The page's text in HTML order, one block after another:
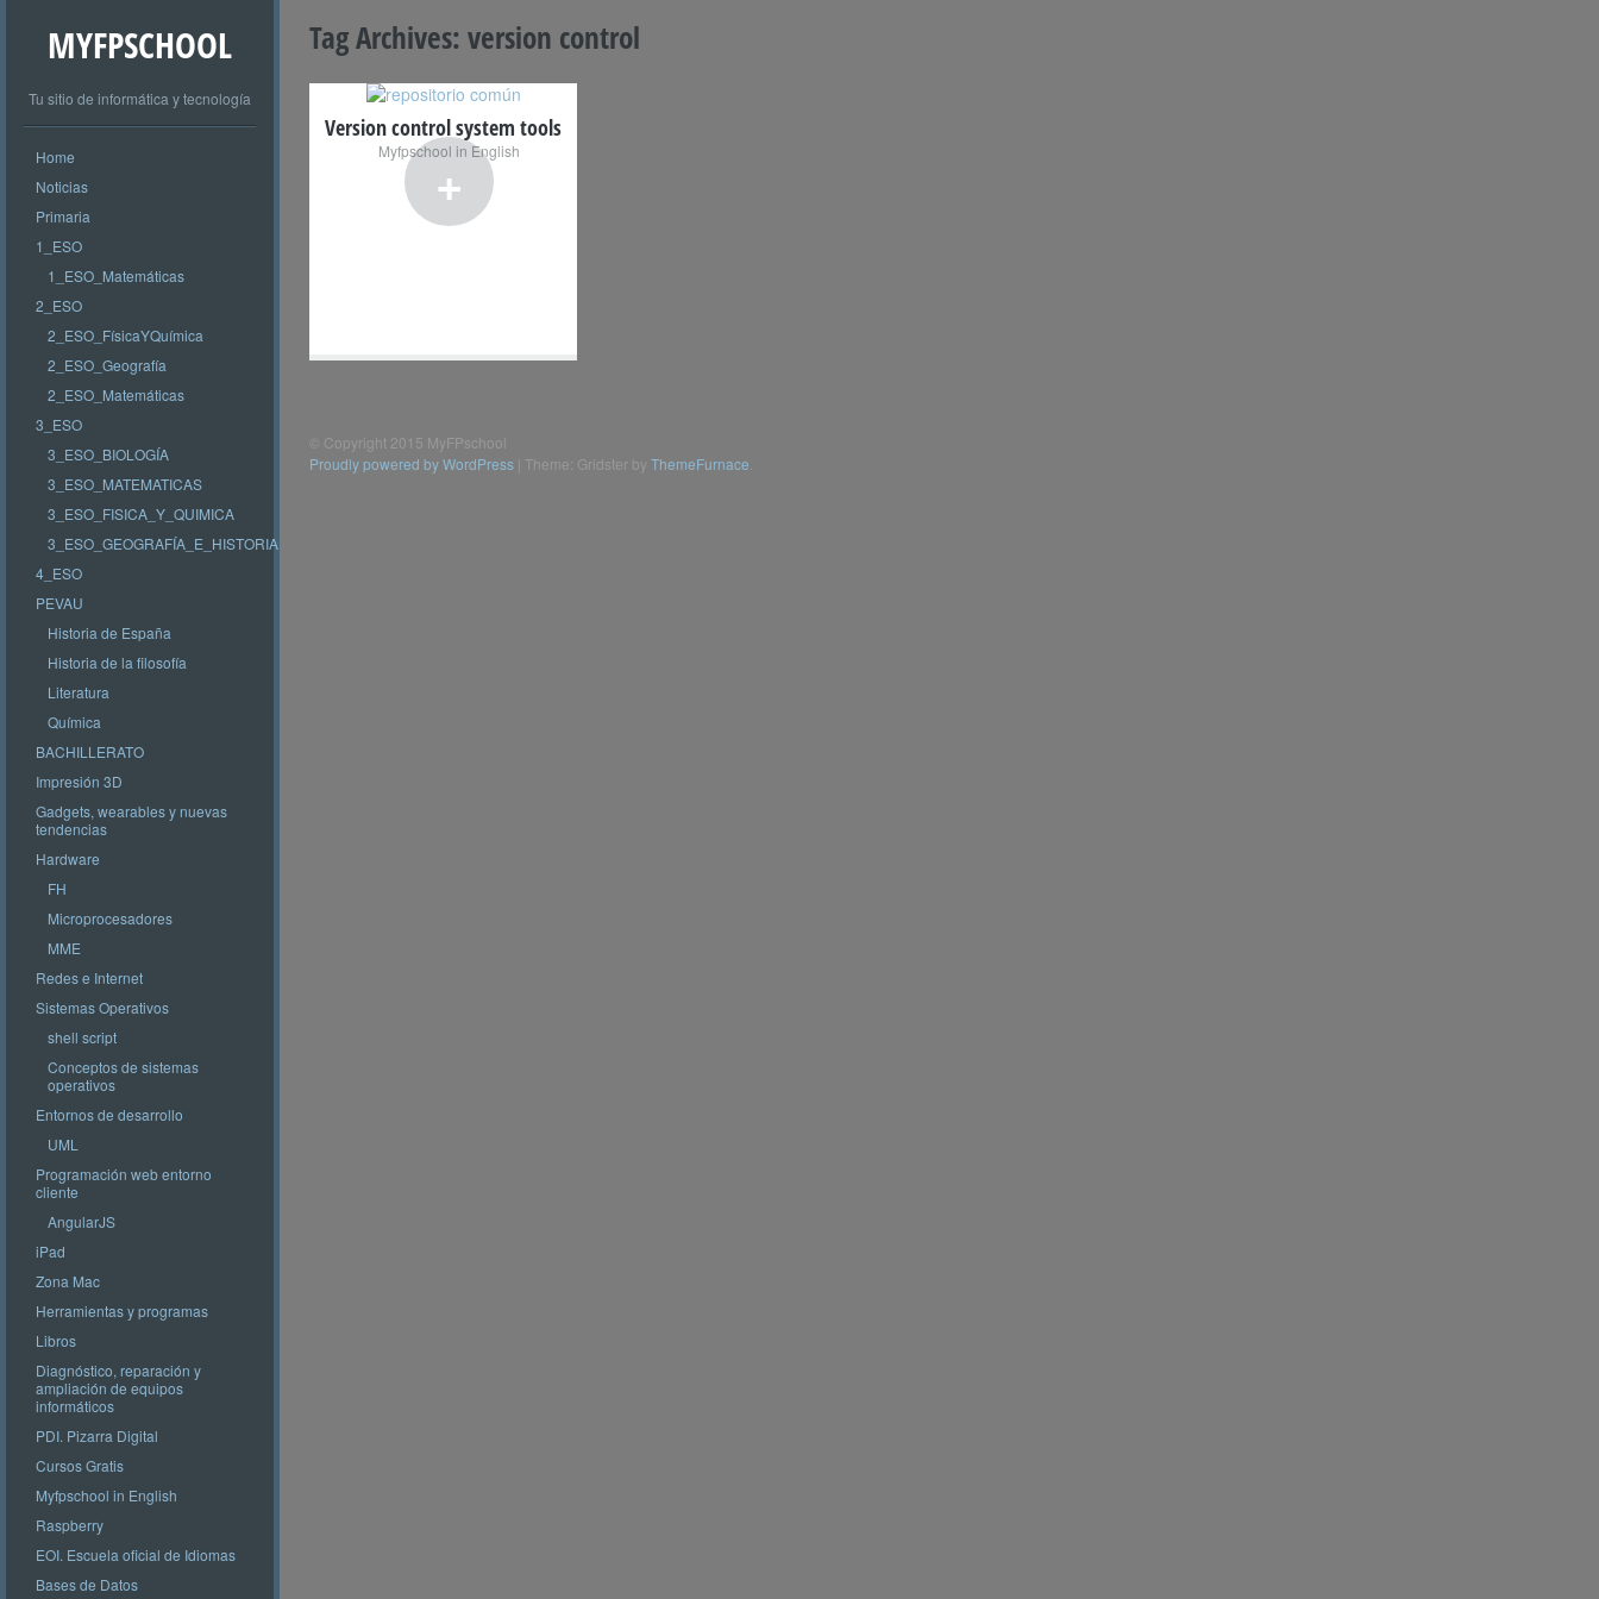
MYFPSCHOOL
Tu sitio de informática y tecnología
Home
Noticias
Primaria
1_ESO
1_ESO_Matemáticas
2_ESO
2_ESO_FísicaYQuímica
2_ESO_Geografía
2_ESO_Matemáticas
3_ESO
3_ESO_BIOLOGÍA
3_ESO_MATEMATICAS
3_ESO_FISICA_Y_QUIMICA
3_ESO_GEOGRAFÍA_E_HISTORIA
4_ESO
PEVAU
Historia de España
Historia de la filosofía
Literatura
Química
BACHILLERATO
Impresión 3D
Gadgets, wearables y nuevas
tendencias
Hardware
FH
Microprocesadores
MME
Redes e Internet
Sistemas Operativos
shell script
Conceptos de sistemas
operativos
Entornos de desarrollo
UML
Programación web entorno
cliente
AngularJS
iPad
Zona Mac
Herramientas y programas
Libros
Diagnóstico, reparación y
ampliación de equipos
informáticos
PDI. Pizarra Digital
Cursos Gratis
Myfpschool in English
Raspberry
EOI. Escuela oficial de Idiomas
Bases de Datos
Tag Archives: version control
+
Version control system tools
Myfpschool in English
© Copyright 2015 MyFPschool
Proudly powered by WordPress Theme: Gridster by ThemeFurnace